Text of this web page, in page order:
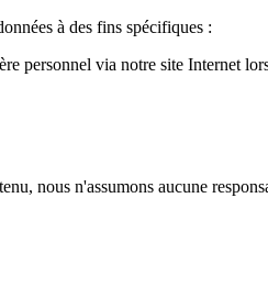
à des fins spécifiques :
personnel via notre site Internet
nous n'assumons aucune